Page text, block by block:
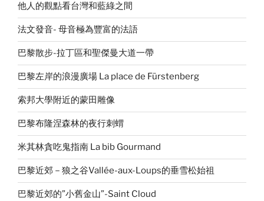
他人的觀點看台灣和藍綠之間
法文發音- 母音極為豐富的法語
巴黎散步-拉丁區和聖傑曼大道一帶
巴黎左岸的浪漫廣場 La place de Fürstenberg
索邦大學附近的蒙田雕像
巴黎布隆涅森林的夜行刺蝟
米其林貪吃鬼指南 La bib Gourmand
巴黎近郊－狼之谷Vallée-aux-Loups的垂雪松始祖
巴黎近郊的”小舊金山”-Saint Cloud